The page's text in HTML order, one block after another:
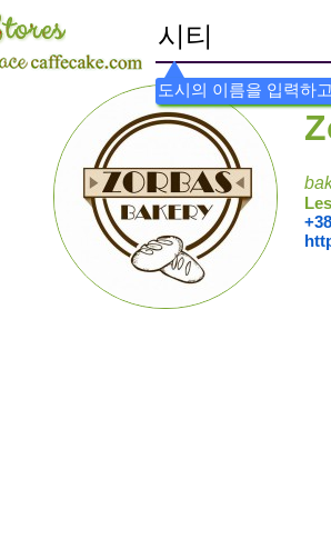
도시의 이름을 입력하